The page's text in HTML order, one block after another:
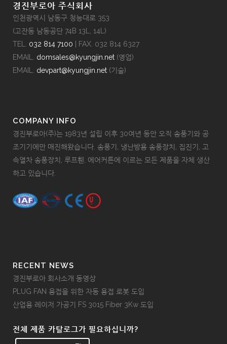
경진부로아 주식회사
인천광역시 남동구 청능대로 353
(고잔동 남동공단 74B 13L, 14L)
TEL. 032 814 7100 | FAX. 032 814 6327
EMAIL. domsales@kyungjin.net (영업)
EMAIL. devpart@kyungjin.net (기술)
COMPANY INFO
경진부로아(주)는 1983년 설립 이후 30여년 동안 오직 송풍기와 공
조기기에만 매진해왔습니다. 송풍기, 냉난방용 송풍장치, 집진기, 고
속열차 송풍장치, 루프휀, 에어커튼에 이르는 모든 제품을 자체 생산
하고 있습니다.
RECENT NEWS
경진부로아 회사소개 동영상
PLUG FAN 용접을 위한 자동 용접 로봇 도입
산업용 레이저 가공기 FS 3015 Fiber 3Kw 도입
전체 제품 카탈로그가 필요하십니까?